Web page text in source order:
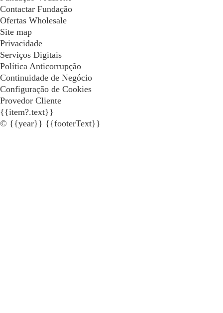
Contactar Fundação
Ofertas Wholesale
Site map
Privacidade
Serviços Digitais
Política Anticorrupção
Continuidade de Negócio
Configuração de Cookies
Provedor Cliente
{{item?.text}}
© {{year}} {{footerText}}